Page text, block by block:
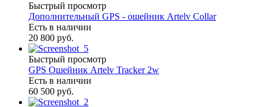
Быстрый просмотр
Дополнительный GPS - ошейник Artelv Collar
Есть в наличии
20 800 руб.
Быстрый просмотр
GPS Ошейник Artelv Tracker 2w
Есть в наличии
60 500 руб.